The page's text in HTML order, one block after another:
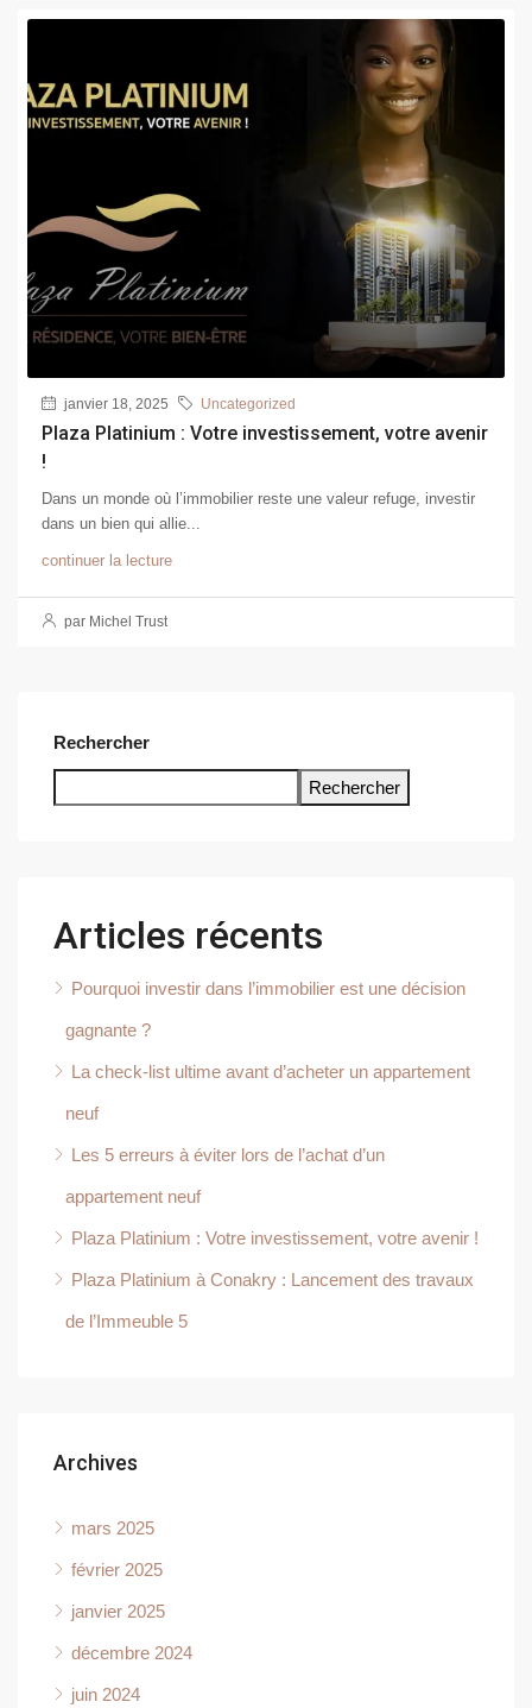
janvier 18, 2025 Uncategorized
Plaza Platinium : Votre investissement, votre avenir
!
Dans un monde où l’immobilier reste une valeur refuge, investir
dans un bien qui allie...
continuer la lecture
par Michel Trust
Rechercher
Rechercher
Articles récents
Pourquoi investir dans l’immobilier est une décision
gagnante ?
La check-list ultime avant d’acheter un appartement
neuf
Les 5 erreurs à éviter lors de l’achat d’un
appartement neuf
Plaza Platinium : Votre investissement, votre avenir !
Plaza Platinium à Conakry : Lancement des travaux
de l’Immeuble 5
Archives
mars 2025
février 2025
janvier 2025
décembre 2024
juin 2024